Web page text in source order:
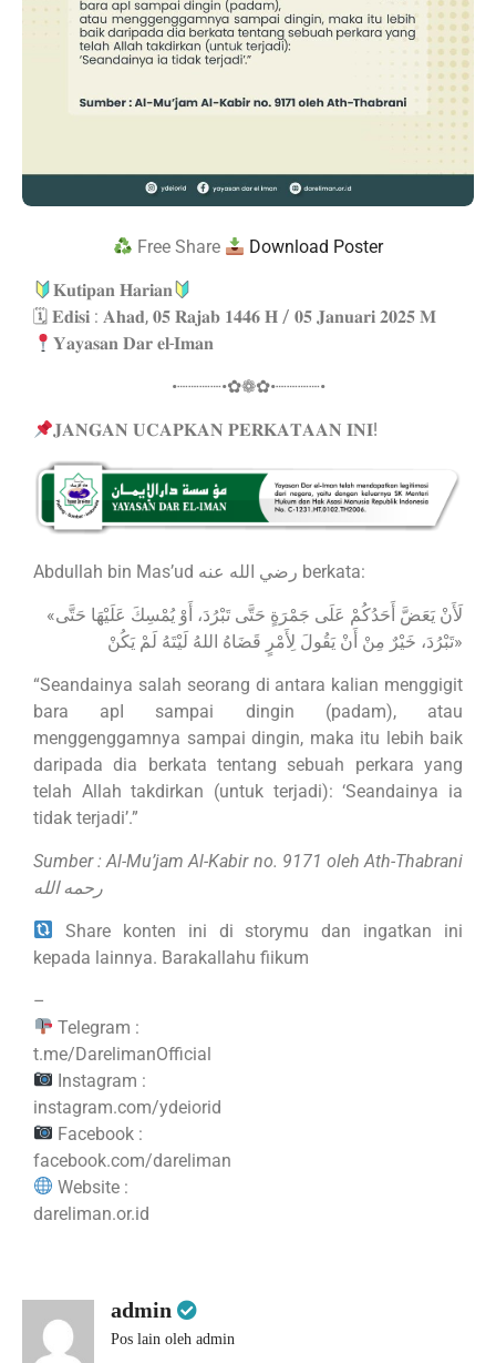
Free Share Download Poster
𝐊𝐮𝐭𝐢𝐩𝐚𝐧 𝐇𝐚𝐫𝐢𝐚𝐧
🗓 𝐄𝐝𝐢𝐬𝐢 : 𝐀𝐡𝐚𝐝, 𝟎𝟓 𝐑𝐚𝐣𝐚𝐛 𝟏𝟒𝟒𝟔 𝐇 / 𝟎𝟓 𝐉𝐚𝐧𝐮𝐚𝐫𝐢 𝟐𝟎𝟐𝟓 𝐌
𝐘𝐚𝐲𝐚𝐬𝐚𝐧 𝐃𝐚𝐫 𝐞𝐥-𝐈𝐦𝐚𝐧
•┈┈┈┈•✿❁✿•┈┈┈┈•
𝐉𝐀𝐍𝐆𝐀𝐍 𝐔𝐂𝐀𝐏𝐊𝐀𝐍 𝐏𝐄𝐑𝐊𝐀𝐓𝐀𝐀𝐍 𝐈𝐍𝐈!
Abdullah bin Mas’ud رضي الله عنه berkata:
«‌لَأَنْ ‌يَعَضَّ ‌أَحَدُكُمْ ‌عَلَى ‌جَمْرَةٍ حَتَّى تَبْرُدَ، أَوْ يُمْسِكَ عَلَيْهَا حَتَّى
تَبْرُدَ، خَيْرٌ مِنْ أَنْ يَقُولَ لِأَمْرٍ قَضَاهُ اللهُ لَيْتَهُ لَمْ يَكُنْ»
“Seandainya salah seorang di antara kalian menggigit
bara apI sampai dingin (padam), atau
menggenggamnya sampai dingin, maka itu lebih baik
daripada dia berkata tentang sebuah perkara yang
telah Allah takdirkan (untuk terjadi): ‘Seandainya ia
tidak terjadi’.”
Sumber : Al-Mu’jam Al-Kabir no. 9171 oleh Ath-Thabrani
رحمه الله
Share konten ini di storymu dan ingatkan ini
kepada lainnya. Barakallahu fiikum
–
Telegram :
t.me/DarelimanOfficial
Instagram :
instagram.com/ydeiorid
Facebook :
facebook.com/dareliman
Website :
dareliman.or.id
admin
Pos lain oleh admin